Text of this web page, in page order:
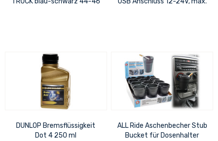
DUNLOP Bremsflüssigkeit
Dot 4 250 ml
ALL Ride Aschenbecher Stub
Bucket für Dosenhalter